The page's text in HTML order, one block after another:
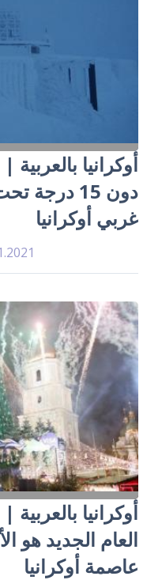
أوكرانيا
دون 15
غربي أوكرانيا
- 10:51
أوكرانيا
العام الجديد هو
عاصمة أوكرانيا